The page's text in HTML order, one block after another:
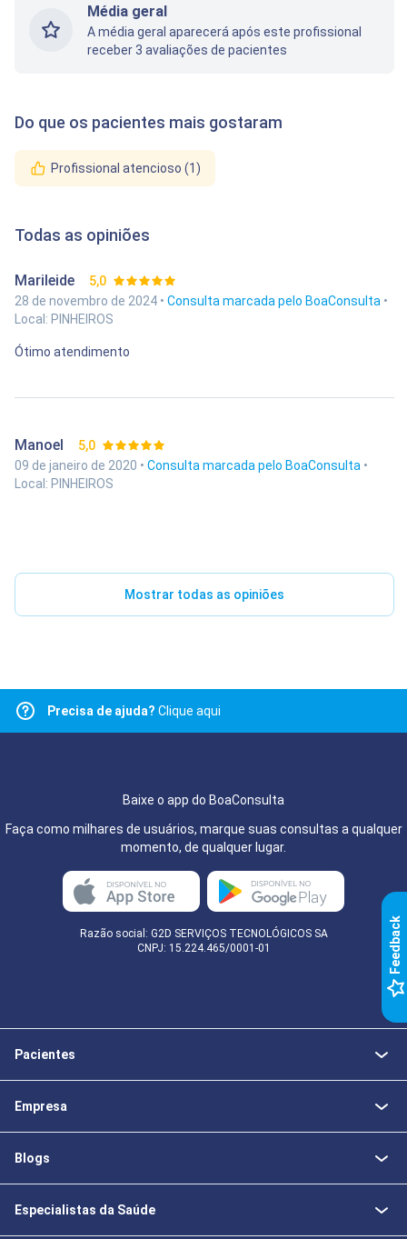
Média geral
A média geral aparecerá após este profissional
receber 3 avaliações de pacientes
Do que os pacientes mais gostaram
Profissional atencioso (1)
Todas as opiniões
Marileide
5,0
28 de novembro de 2024 • Consulta marcada pelo BoaConsulta •
Local: PINHEIROS
Ótimo atendimento
Manoel
5,0
09 de janeiro de 2020 • Consulta marcada pelo BoaConsulta •
Local: PINHEIROS
Mostrar todas as opiniões
k
Precisa de ajuda? Clique aqui
Baixe o app do BoaConsulta
Faça como milhares de usuários, marque suas consultas a qualquer
momento, de qualquer lugar.
Razão social: G2D SERVIÇOS TECNOLÓGICOS SA
CNPJ: 15.224.465/0001-01
Pacientes
Empresa
Blogs
Especialistas da Saúde